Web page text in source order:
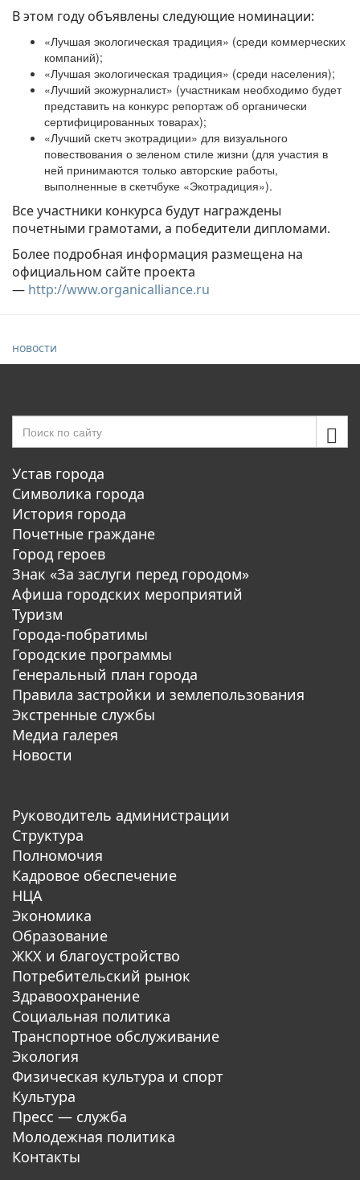
В этом году объявлены следующие номинации:
«Лучшая экологическая традиция» (среди коммерческих
компаний);
«Лучшая экологическая традиция» (среди населения);
«Лучший экожурналист» (участникам необходимо будет
представить на конкурс репортаж об органически
сертифицированных товарах);
«Лучший скетч экотрадиции» для визуального
повествования о зеленом стиле жизни (для участия в
ней принимаются только авторские работы,
выполненные в скетчбуке «Экотрадиция»).
Все участники конкурса будут награждены
почетными грамотами, а победители дипломами.
Более подробная информация размещена на
официальном сайте проекта
— http://www.organicalliance.ru
новости
Устав города
Символика города
История города
Почетные граждане
Город героев
Знак «За заслуги перед городом»
Афиша городских мероприятий
Туризм
Города-побратимы
Городские программы
Генеральный план города
Правила застройки и землепользования
Экстренные службы
Медиа галерея
Новости
Руководитель администрации
Структура
Полномочия
Кадровое обеспечение
НЦА
Экономика
Образование
ЖКХ и благоустройство
Потребительский рынок
Здравоохранение
Социальная политика
Транспортное обслуживание
Экология
Физическая культура и спорт
Культура
Пресс — служба
Молодежная политика
Контакты